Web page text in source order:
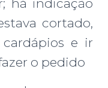
há indicação
cortado,
e ir
o pedido